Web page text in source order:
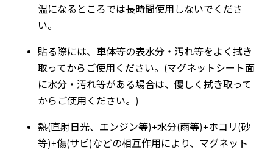
温になるところでは長時間使用しないでくださ
い。
貼る際には、車体等の表水分・汚れ等をよく拭き
取ってからご使用ください。(マグネットシート面
に水分・汚れ等がある場合は、優しく拭き取って
からご使用ください。)
熱(直射日光、エンジン等)+水分(雨等)+ホコリ(砂
等)+傷(サビ)などの相互作用により、マグネット